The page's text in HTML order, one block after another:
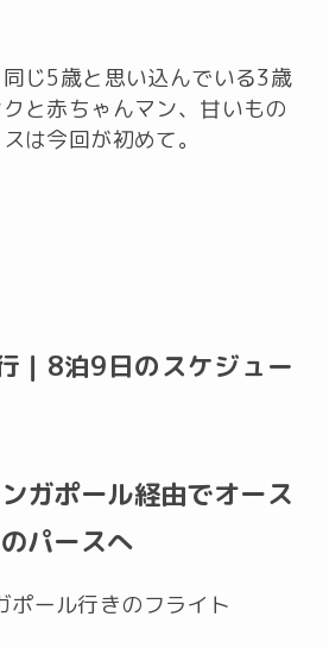
じ5歳と思い込んでいる3歳
と赤ちゃんマン、甘いもの
は今回が初めて。
｜8泊9日のスケジュー
ガポール経由でオース
パースへ
ポール行きのフライト